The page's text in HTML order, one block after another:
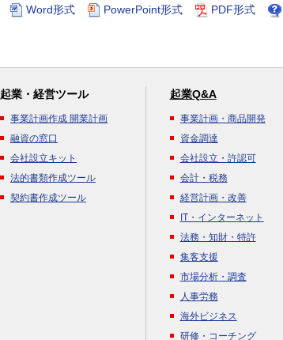
Word形式 PowerPoint形式 PDF形式
起業・経営ツール
事業計画作成 開業計画
融資の窓口
会社設立キット
法的書類作成ツール
契約書作成ツール
起業Q&A
事業計画・商品開発
資金調達
会社設立・許認可
会計・税務
経営計画・改善
IT・インターネット
法務・知財・特許
集客支援
市場分析・調査
人事労務
海外ビジネス
研修・コーチング